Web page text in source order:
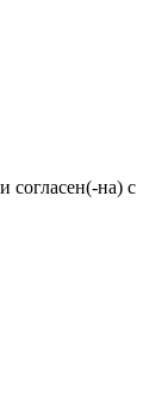
и согласен(-на) с